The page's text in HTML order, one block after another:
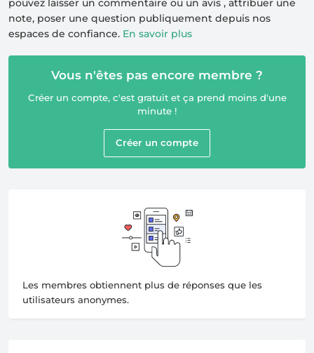
pouvez laisser un commentaire ou un avis , attribuer une
note, poser une question publiquement depuis nos
espaces de confiance. En savoir plus
Vous n'êtes pas encore membre ?
Créer un compte, c'est gratuit et ça prend moins d'une
minute !
Créer un compte
Les membres obtiennent plus de réponses que les
utilisateurs anonymes.